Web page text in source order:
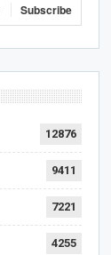
Subscribe
12876
9411
7221
4255